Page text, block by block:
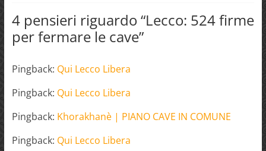
4 pensieri riguardo “Lecco: 524 firme
per fermare le cave”
Pingback: Qui Lecco Libera
Pingback: Qui Lecco Libera
Pingback: Khorakhanè | PIANO CAVE IN COMUNE
Pingback: Qui Lecco Libera